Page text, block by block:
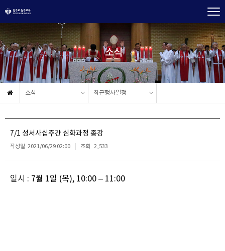
소식
소식 최근행사일정
7/1 성서사십주간 심화과정 종강
작성일 2021/06/29 02:00 조회 2,533
일시 : 7월 1일 (목), 10:00 – 11:00